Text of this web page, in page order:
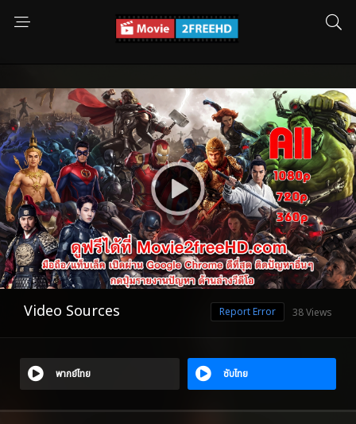
Video Sources 38 Views
Report Error
พากย์ไทย ซับไทย